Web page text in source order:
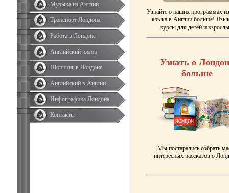
Музыка из Англии
Транспорт Лондона
Работа в Лондоне
Английский юмор
Шоппинг в Лондоне
Английский в Англии
Инфографика Лондона
Контакты
Узнайте о наших программах
языка в Англии больше!
курсы для детей и
Узнать о
больше
Мы постарались собрать
интересных рассказов о